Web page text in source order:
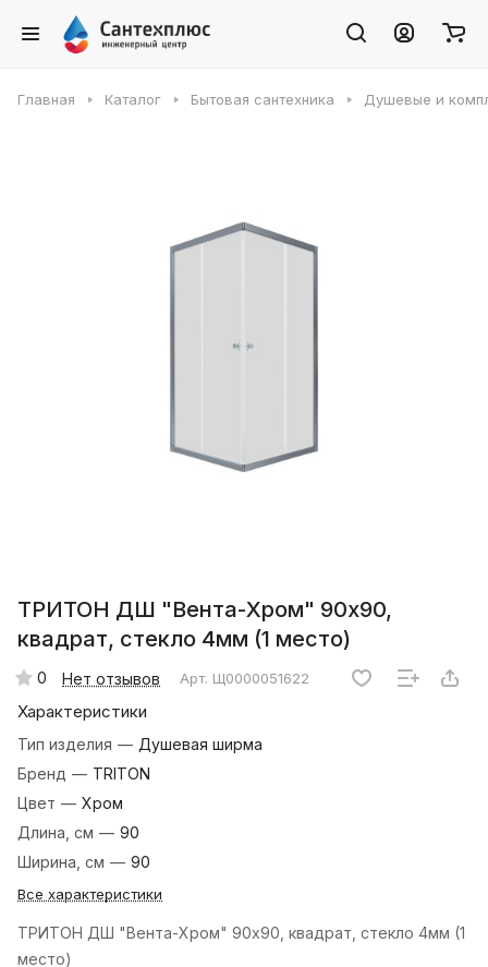
Главная Каталог Бытовая сантехника Душевые и
ТРИТОН ДШ "Вента-Хром" 90х90,
квадрат, стекло 4мм (1 место)
0 Нет отзывов Арт. Щ0000051622
Характеристики
Тип изделия — Душевая ширма
Бренд — TRITON
Цвет — Хром
Длина, см — 90
Ширина, см — 90
Все характеристики
ТРИТОН ДШ "Вента-Хром" 90х90, квадрат, стекло 4мм (1
место)